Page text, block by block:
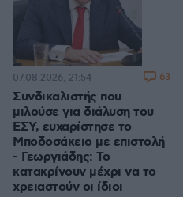
Συνδικαλιστής που
μιλούσε για διάλυση του
ΕΣΥ, ευχαρίστησε το
Μποδοσάκειο με επιστολή
- Γεωργιάδης: Το
κατακρίνουν μέχρι να το
χρειαστούν οι ίδιοι
07.08.2026, 21:54 63